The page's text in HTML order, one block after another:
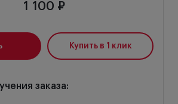
1 100 ₽
Купить в 1 клик
заказа: